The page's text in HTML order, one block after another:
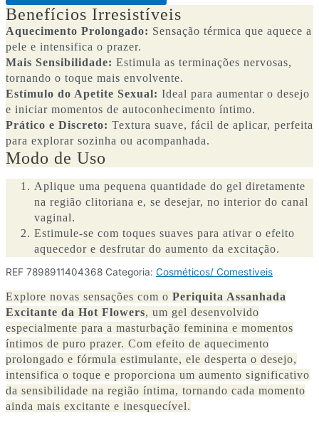
Benefícios Irresistíveis
Aquecimento Prolongado: Sensação térmica que aquece a
pele e intensifica o prazer.
Mais Sensibilidade: Estimula as terminações nervosas,
tornando o toque mais envolvente.
Estímulo do Apetite Sexual: Ideal para aumentar o desejo
e iniciar momentos de autoconhecimento íntimo.
Prático e Discreto: Textura suave, fácil de aplicar, perfeita
para explorar sozinha ou acompanhada.
Modo de Uso
Aplique uma pequena quantidade do gel diretamente
na região clitoriana e, se desejar, no interior do canal
vaginal.
Estimule-se com toques suaves para ativar o efeito
aquecedor e desfrutar do aumento da excitação.
REF 7898911404368 Categoria: Cosméticos/ Comestíveis
Explore novas sensações com o Periquita Assanhada
Excitante da Hot Flowers, um gel desenvolvido
especialmente para a masturbação feminina e momentos
íntimos de puro prazer. Com efeito de aquecimento
prolongado e fórmula estimulante, ele desperta o desejo,
intensifica o toque e proporciona um aumento significativo
da sensibilidade na região íntima, tornando cada momento
ainda mais excitante e inesquecível.